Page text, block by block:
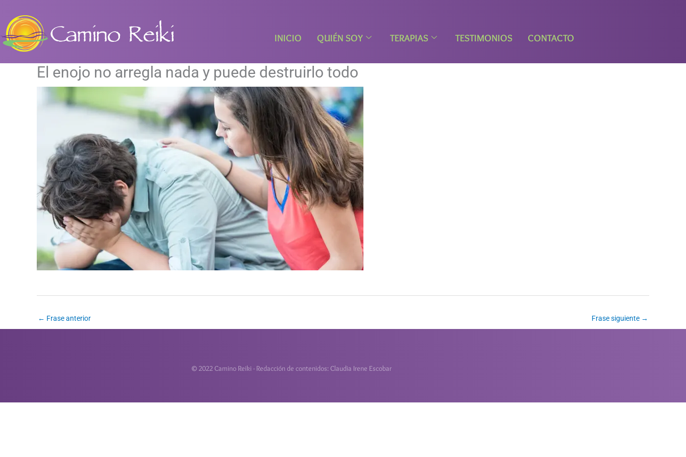
contenido
INICIO QUIÉN SOY TERAPIAS TESTIMONIOS CONTACTO
El enojo no arregla nada y puede destruirlo todo
← Frase anterior Frase siguiente →
© 2022 Camino Reiki - Redacción de contenidos: Claudia Irene Escobar